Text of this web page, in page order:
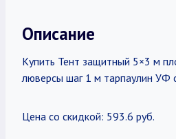
Описание
Купить Тент защитный 5×3 м
люверсы шаг 1 м тарпаулин УФ
Цена со скидкой: 593.6 руб.